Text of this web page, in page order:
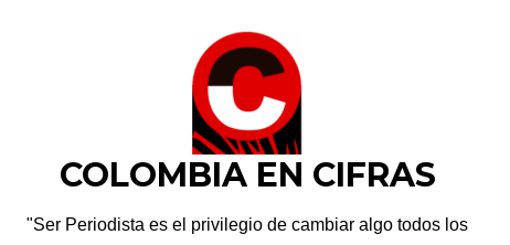
COLOMBIA EN CIFRAS
"Ser Periodista es el privilegio de cambiar algo todos los